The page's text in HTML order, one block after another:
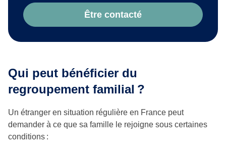
Être contacté
Qui peut bénéficier du
regroupement familial ?
Un étranger en situation régulière en France peut
demander à ce que sa famille le rejoigne sous certaines
conditions :